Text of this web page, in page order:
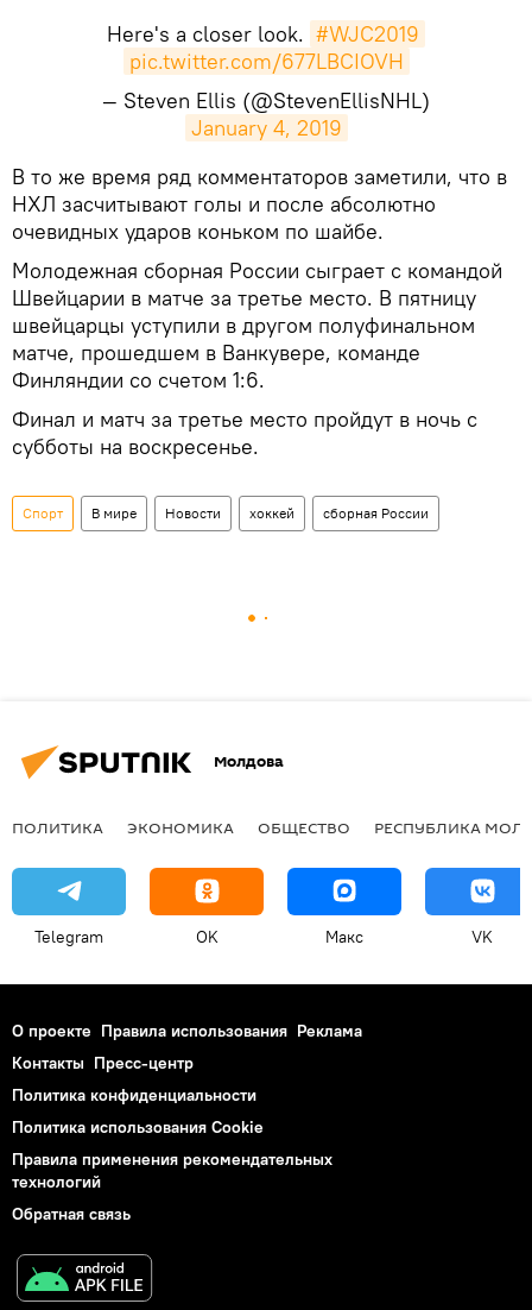
Here's a closer look. #WJC2019
pic.twitter.com/677LBCIOVH
— Steven Ellis (@StevenEllisNHL)
January 4, 2019
​В то же время ряд комментаторов заметили, что в
НХЛ засчитывают голы и после абсолютно
очевидных ударов коньком по шайбе.
Молодежная сборная России сыграет с командой
Швейцарии в матче за третье место. В пятницу
швейцарцы уступили в другом полуфинальном
матче, прошедшем в Ванкувере, команде
Финляндии со счетом 1:6.
Финал и матч за третье место пройдут в ночь с
субботы на воскресенье.
Спорт В мире Новости хоккей сборная России
Молдова
ПОЛИТИКА ЭКОНОМИКА ОБЩЕСТВО РЕСПУБЛИКА
Telegram OK Макс VK
О проекте Правила использования Реклама
Контакты Пресс-центр
Политика конфиденциальности
Политика использования Cookie
Правила применения рекомендательных
технологий
Обратная связь